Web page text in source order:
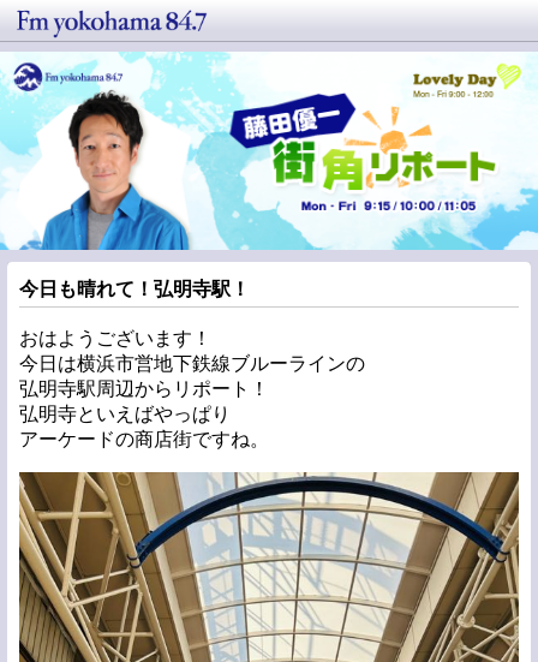
今日も晴れて！弘明寺駅！
おはようございます！
今日は横浜市営地下鉄線ブルーラインの
弘明寺駅周辺からリポート！
弘明寺といえばやっぱり
アーケードの商店街ですね。